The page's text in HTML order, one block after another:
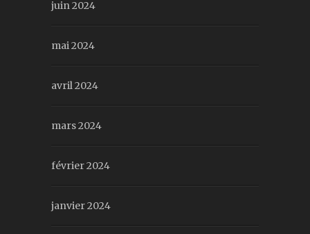
juin 2024
mai 2024
avril 2024
mars 2024
février 2024
janvier 2024